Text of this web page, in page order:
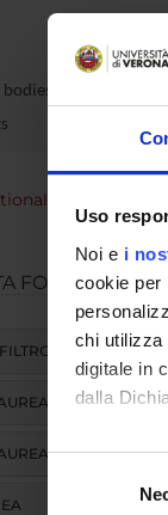
Uso
Noi e i
cookie per
chi utilizza
digitale in
dalla
Con il tuo
Selezione
Students
FORMATIVA
MAGISTRALE